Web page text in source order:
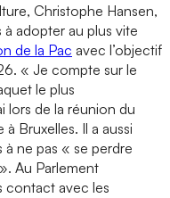
Christophe Hansen,
adopter au plus vite
de la Pac avec l’objectif
« Je compte sur le
le plus
lors de la réunion du
Bruxelles. Il a aussi
ne pas « se perdre
Au Parlement
contact avec les